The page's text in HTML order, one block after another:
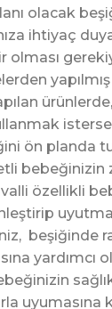
olacak
ihtiyaç
olması
ön planda
özellikli
beşiğinde
uyumasına